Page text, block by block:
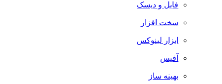
فایل و دیسک
سخت افزار
ابزار لینوکس
آفیس
بهینه ساز